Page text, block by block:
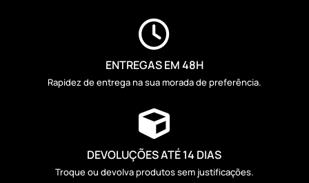

ENTREGAS EM 48H
Rapidez de entrega na sua morada de preferência.

DEVOLUÇÕES ATÉ 14 DIAS
Troque ou devolva produtos sem justificações.